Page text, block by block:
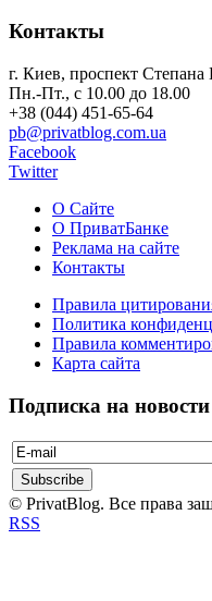
Контакты
г. Киев, проспект
Пн.-Пт., с 10.00 до 18.00
+38 (044) 451-65-64
pb@privatblog.com.ua
Facebook
Twitter
О Сайте
О ПриватБанке
Реклама на сайте
Контакты
Правила
Политика
Правила
Карта сайта
Подписка на новости
© PrivatBlog. Все права
RSS